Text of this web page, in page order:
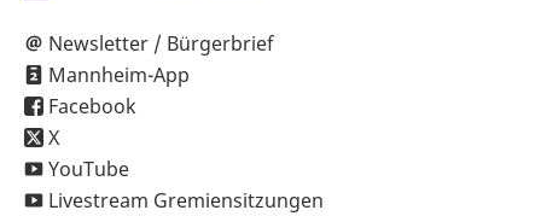
Newsletter / Bürgerbrief
Mannheim-App
Facebook
X
YouTube
Livestream Gremiensitzungen